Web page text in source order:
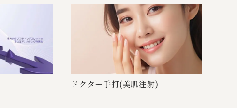
ドクター手打(美 肌 注 射 )